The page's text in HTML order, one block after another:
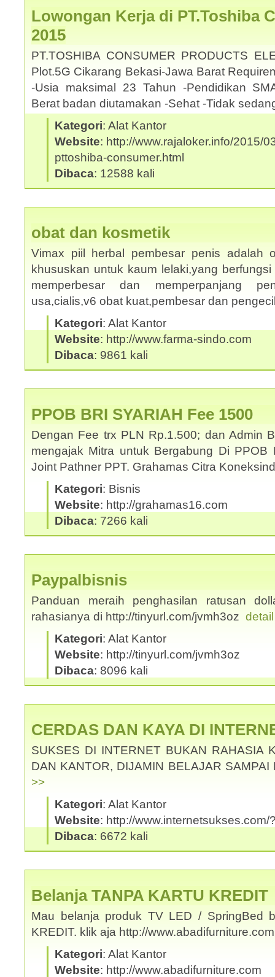
Lowongan Kerja di PT.Toshiba
2015
PT.TOSHIBA CONSUMER PRODUCTS
Plot.5G Cikarang Bekasi-Jawa Barat
-Usia maksimal 23 Tahun -Pendidikan
Berat badan diutamakan -Sehat -Tidak
Kategori: Alat Kantor
Website: http://www.rajaloker.info/2015/
pttoshiba-consumer.html
Dibaca: 12588 kali
obat dan kosmetik
Vimax piil herbal pembesar penis adalah
khususkan untuk kaum lelaki,yang
memperbesar dan memperpanjang
usa,cialis,v6 obat kuat,pembesar dan
Kategori: Alat Kantor
Website: http://www.farma-sindo.com
Dibaca: 9861 kali
PPOB BRI SYARIAH Fee 1500
Dengan Fee trx PLN Rp.1.500; dan Admin
mengajak Mitra untuk Bergabung Di PPOB
Joint Pathner PPT. Grahamas Citra
Kategori: Bisnis
Website: http://grahamas16.com
Dibaca: 7266 kali
Paypalbisnis
Panduan meraih penghasilan ratusan
rahasianya di http://tinyurl.com/jvmh3oz
Kategori: Alat Kantor
Website: http://tinyurl.com/jvmh3oz
Dibaca: 8096 kali
CERDAS DAN KAYA DI
SUKSES DI INTERNET BUKAN RAHASIA
DAN KANTOR, DIJAMIN BELAJAR
>>
Kategori: Alat Kantor
Website: http://www.internetsukses.com/
Dibaca: 6672 kali
Belanja TANPA KARTU KREDIT
Mau belanja produk TV LED / SpringBed
KREDIT. klik aja http://
Kategori: Alat Kantor
Website: http://www.abadifurniture.com